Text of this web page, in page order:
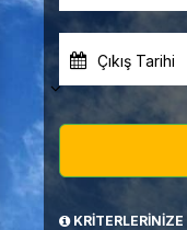
Çıkış Tarihi